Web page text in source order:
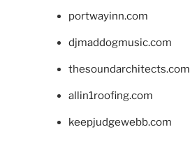
portwayinn.com
djmaddogmusic.com
thesoundarchitects.com
allin1roofing.com
keepjudgewebb.com